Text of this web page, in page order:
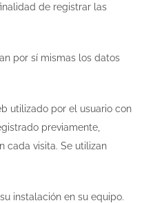
de registrar las
por sí mismas los datos
utilizado por el usuario con
previamente,
cada visita. Se utilizan
instalación en su equipo.